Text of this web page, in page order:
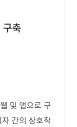
구축
및 앱으로 구
간의 상호작